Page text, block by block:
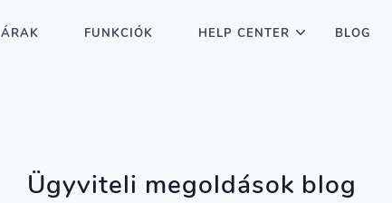
ÁRAK FUNKCIÓK HELP CENTER BLOG
Ügyviteli megoldások blog